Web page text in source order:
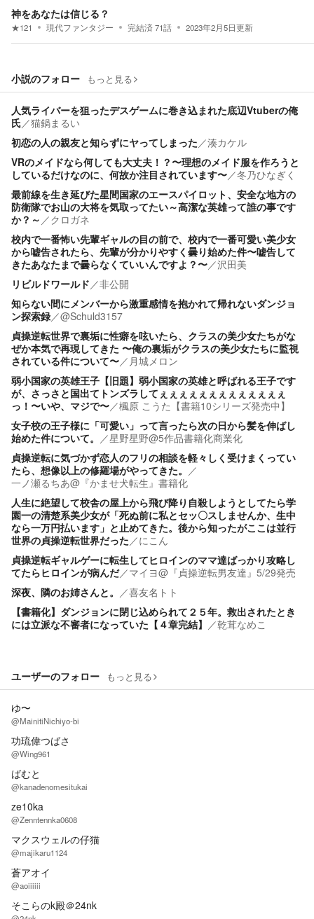
神をあなたは信じる？
★121 現代ファンタジー 完結済71話 2023年2月5日更新
小説のフォロー もっと見る
人気ライバーを狙ったデスゲームに巻き込まれた底辺Vtuberの俺
氏／猫鍋まるい
初恋の人の親友と知らずにヤってしまった／湊カケル
VRのメイドなら何しても大丈夫！？〜理想のメイド服を作ろうと
しているだけなのに、何故か注目されています〜／冬乃ひなぎく
最前線を生き延びた星間国家のエースパイロット、安全な地方の
防衛隊でお山の大将を気取ってたい～高潔な英雄って誰の事です
か？～ ／クロガネ
校内で一番怖い先輩ギャルの目の前で、校内で一番可愛い美少女
から嘘告されたら、先輩が分かりやすく曇り始めた件〜嘘告して
きたあなたまで曇らなくていいんですよ？〜／沢田美
リビルドワールド／非公開
知らない間にメンバーから激重感情を抱かれて帰れないダンジョ
ン探索録／@Schuld3157
貞操逆転世界で裏垢に性癖を呟いたら、クラスの美少女たちがな
ぜか本気で再現してきた 〜俺の裏垢がクラスの美少女たちに監視
されている件について〜／ 月城メロン
弱小国家の英雄王子【旧題】弱小国家の英雄と呼ばれる王子です
が、さっさと国出てトンズラしてぇぇぇぇぇぇぇぇぇぇぇぇぇ
っ！〜いや、マジで〜／楓原 こうた【書籍10シリーズ発売中】
女子校の王子様に「可愛い」って言ったら次の日から髪を伸ばし
始めた件について。 ／星野星野@5作品書籍化商業化
貞操逆転に気づかず恋人のフリの相談を軽々しく受けまくってい
たら、想像以上の修羅場がやってきた。 ／
一ノ瀬るちあ@『かませ犬転生』書籍化
人生に絶望して校舎の屋上から飛び降り自殺しようとしてたら学
園一の清楚系美少女が「死ぬ前に私とセッ〇スしませんか、生中
なら一万円払います」と止めてきた。後から知ったがここは並行
世界の貞操逆転世界だった／にこん
貞操逆転ギャルゲーに転生してヒロインのママ達ばっかり攻略し
てたらヒロインが病んだ／マイヨ@『貞操逆転男友達』5/29発売
深夜、隣のお姉さんと。 ／喜友名トト
【書籍化】ダンジョンに閉じ込められて２５年。救出されたとき
には立派な不審者になっていた【４章完結】 ／乾茸なめこ
ユーザーのフォロー もっと見る
ゆ〜
@MainitiNichiyo-bi
功琉偉つばさ
@Wing961
ばむと
@kanadenomesitukai
ze10ka
@Zenntennka0608
マクスウェルの仔猫
@majikaru1124
蒼アオイ
@aoiiiiii
そこらのk殿＠24nk